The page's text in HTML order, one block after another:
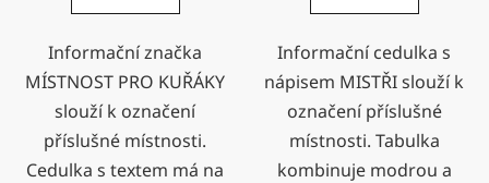
Informační značka
MÍSTNOST PRO KUŘÁKY
slouží k označení
příslušné místnosti.
Cedulka s textem má na
Informační cedulka s
nápisem MISTŘI slouží k
označení příslušné
místnosti. Tabulka
kombinuje modrou a